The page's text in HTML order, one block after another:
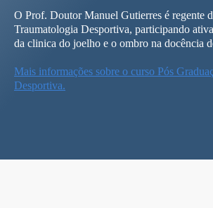
O Prof. Doutor Manuel Gutierres é regente
Traumatologia Desportiva, participando
da clinica do joelho e o ombro na docência
Mais informações sobre o curso Pós
Desportiva.